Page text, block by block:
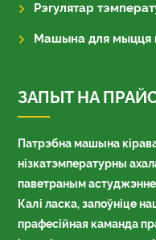
Рэгулятар
Машына для мыцця
ЗАПЫТ НА
Патрэбна машына
нізкатэмпературны
паветраным
Калі ласка, запоўніце
прафесійная каманда